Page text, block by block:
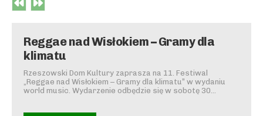
Reggae nad Wisłokiem – Gramy dla
klimatu
Rzeszowski Dom Kultury zaprasza na 11. Festiwal
„Reggae nad Wisłokiem – Gramy dla klimatu” w wydaniu
world music. Wydarzenie odbędzie się w sobotę 30...